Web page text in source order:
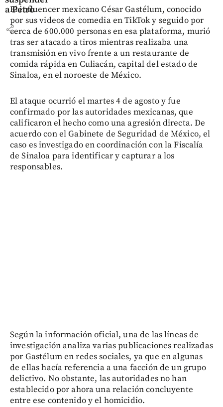
a Petro
share
El influencer mexicano César Gastélum, conocido
por sus videos de comedia en TikTok y seguido por
cerca de 600.000 personas en esa plataforma, murió
tras ser atacado a tiros mientras realizaba una
transmisión en vivo frente a un restaurante de
comida rápida en Culiacán, capital del estado de
Sinaloa, en el noroeste de México.
El ataque ocurrió el martes 4 de agosto y fue
confirmado por las autoridades mexicanas, que
calificaron el hecho como una agresión directa. De
acuerdo con el Gabinete de Seguridad de México, el
caso es investigado en coordinación con la Fiscalía
de Sinaloa para identificar y capturar a los
responsables.
Según la información oficial, una de las líneas de
investigación analiza varias publicaciones realizadas
por Gastélum en redes sociales, ya que en algunas
de ellas hacía referencia a una facción de un grupo
delictivo. No obstante, las autoridades no han
establecido por ahora una relación concluyente
entre ese contenido y el homicidio.